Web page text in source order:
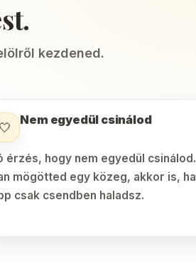
kezdened.
🤍
Nem egyedül csinálod
érzés, hogy nem egyedül csinálod.
mögötted egy közeg, akkor is, ha
csak csendben haladsz.